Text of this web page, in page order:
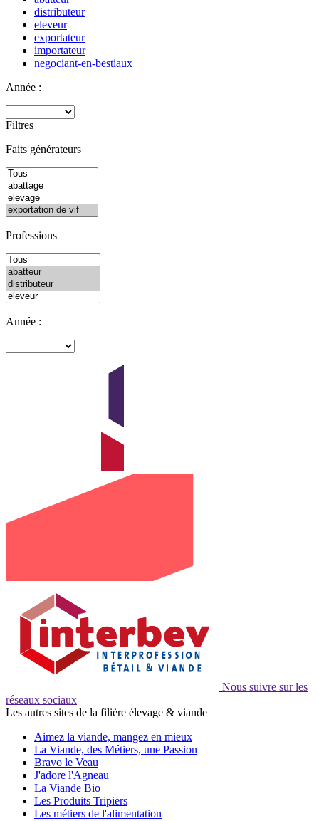
distributeur
eleveur
exportateur
importateur
negociant-en-bestiaux
Année :
Filtres
Faits générateurs
Professions
Année :
Nous suivre sur les
réseaux sociaux
Les autres sites de la filière élevage & viande
Aimez la viande, mangez en mieux
La Viande, des Métiers, une Passion
Bravo le Veau
J'adore l'Agneau
La Viande Bio
Les Produits Tripiers
Les métiers de l'alimentation